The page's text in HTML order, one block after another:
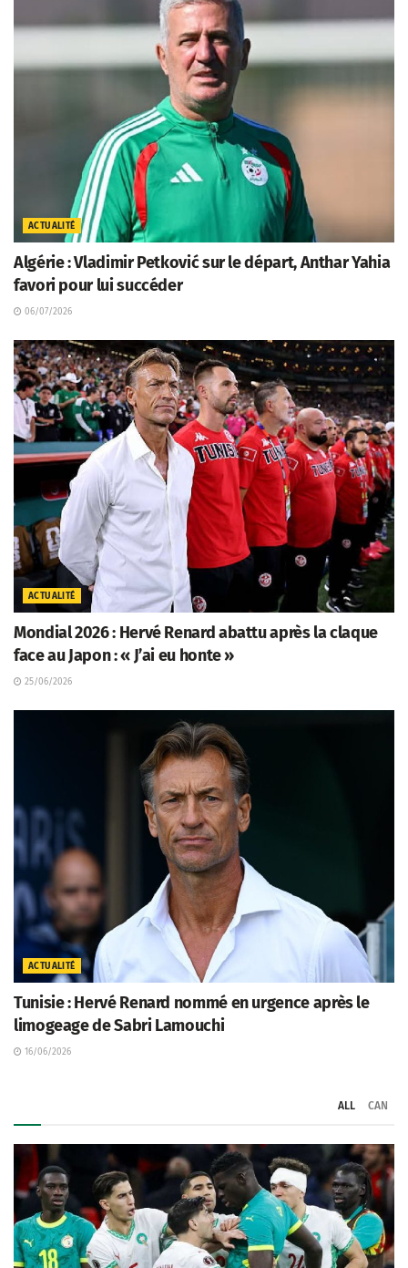
ACTUALITÉ
Algérie : Vladimir Petković sur le départ, Anthar Yahia
favori pour lui succéder
06/07/2026
ACTUALITÉ
Mondial 2026 : Hervé Renard abattu après la claque
face au Japon : « J’ai eu honte »
25/06/2026
ACTUALITÉ
Tunisie : Hervé Renard nommé en urgence après le
limogeage de Sabri Lamouchi
16/06/2026
ALL CAN